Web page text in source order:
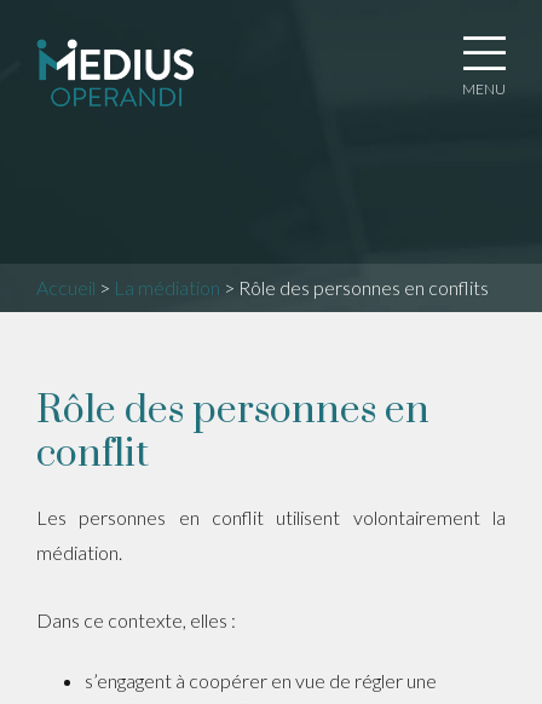
MENU
Accueil > La médiation > Rôle des personnes en conflits
Rôle des personnes en
conflit
Les personnes en conflit utilisent volontairement la
médiation.
Dans ce contexte, elles :
s’engagent à coopérer en vue de régler une